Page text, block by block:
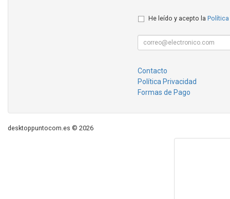
He leído y acepto la Política
Contacto
Política Privacidad
Formas de Pago
desktoppuntocom.es © 2026